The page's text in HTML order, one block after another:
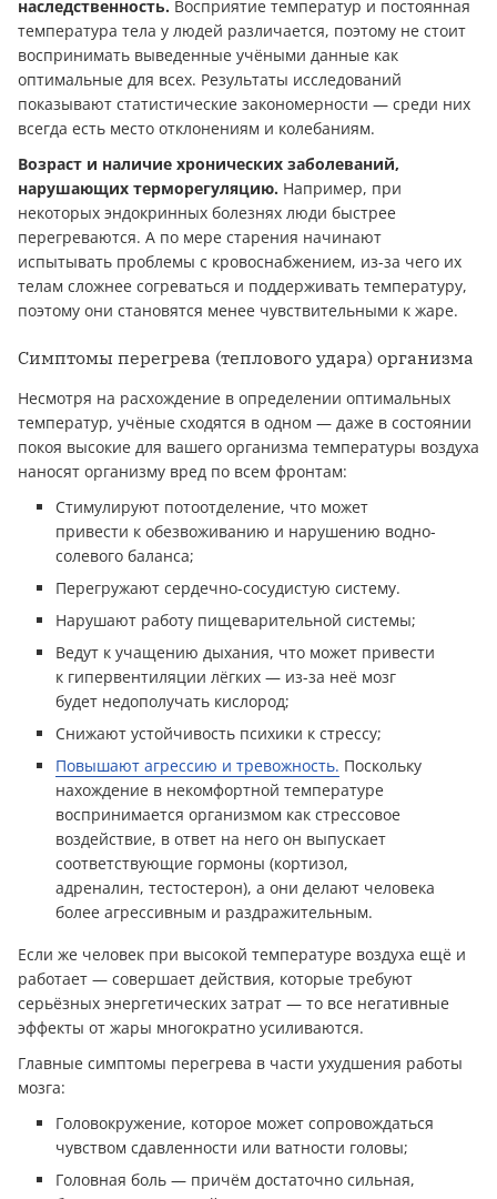
наследственность. Восприятие температур и постоянная
температура тела у людей различается, поэтому не стоит
воспринимать выведенные учёными данные как
оптимальные для всех. Результаты исследований
показывают статистические закономерности — среди них
всегда есть место отклонениям и колебаниям.
Возраст и наличие хронических заболеваний,
нарушающих терморегуляцию. Например, при
некоторых эндокринных болезнях люди быстрее
перегреваются. А по мере старения начинают
испытывать проблемы с кровоснабжением, из-за чего их
телам сложнее согреваться и поддерживать температуру,
поэтому они становятся менее чувствительными к жаре.
Симптомы перегрева (теплового удара) организма
Несмотря на расхождение в определении оптимальных
температур, учёные сходятся в одном — даже в состоянии
покоя высокие для вашего организма температуры воздуха
наносят организму вред по всем фронтам:
Стимулируют потоотделение, что может
привести к обезвоживанию и нарушению водно-
солевого баланса;
Перегружают сердечно-сосудистую систему.
Нарушают работу пищеварительной системы;
Ведут к учащению дыхания, что может привести
к гипервентиляции лёгких — из-за неё мозг
будет недополучать кислород;
Снижают устойчивость психики к стрессу;
Повышают агрессию и тревожность. Поскольку
нахождение в некомфортной температуре
воспринимается организмом как стрессовое
воздействие, в ответ на него он выпускает
соответствующие гормоны (кортизол,
адреналин, тестостерон), а они делают человека
более агрессивным и раздражительным.
Если же человек при высокой температуре воздуха ещё и
работает — совершает действия, которые требуют
серьёзных энергетических затрат — то все негативные
эффекты от жары многократно усиливаются.
Главные симптомы перегрева в части ухудшения работы
мозга:
Головокружение, которое может сопровождаться
чувством сдавленности или ватности головы;
Головная боль — причём достаточно сильная,